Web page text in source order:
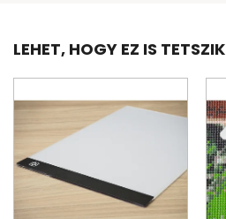
LEHET, HOGY EZ IS TETSZIK